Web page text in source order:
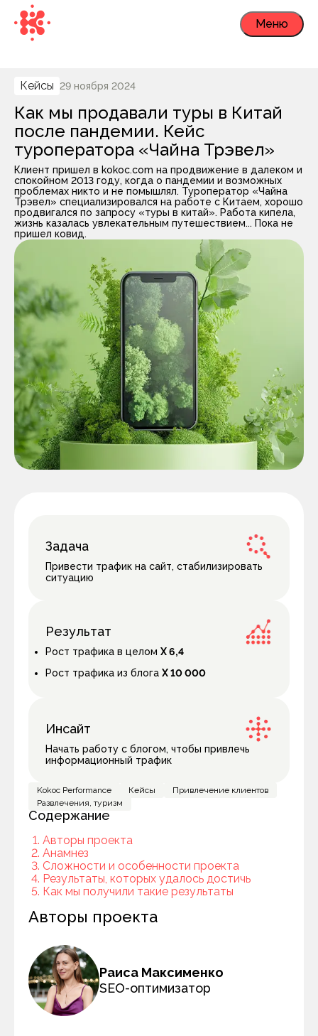
Меню
Кейсы 29 ноября 2024
Как мы продавали туры в Китай
после пандемии. Кейс
туроператора «Чайна Трэвел»
Клиент пришел в kokoc.com на продвижение в далеком и
спокойном 2013 году, когда о пандемии и возможных
проблемах никто и не помышлял. Туроператор «Чайна
Трэвел» специализировался на работе с Китаем, хорошо
продвигался по запросу «туры в китай». Работа кипела,
жизнь казалась увлекательным путешествием... Пока не
пришел ковид.
Задача
Привести трафик на сайт, стабилизировать
ситуацию
Результат
Рост трафика в целом Х 6,4
Рост трафика из блога X 10 000
Инсайт
Начать работу с блогом, чтобы привлечь
информационный трафик
Kokoc Performance Кейсы
Привлечение клиентов
Развлечения, туризм
Содержание
Авторы проекта
Анамнез
Сложности и особенности проекта
Результаты, которых удалось достичь
Как мы получили такие результаты
Авторы проекта
Раиса Максименко
SEO-оптимизатор